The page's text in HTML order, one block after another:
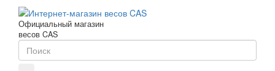
Официальный магазин
весов CAS